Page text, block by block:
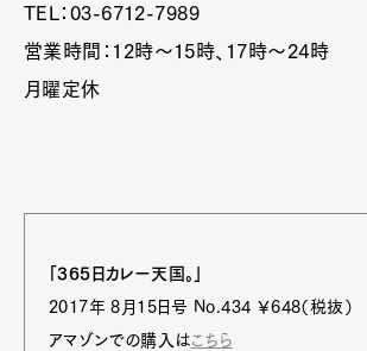
Pen Membership
Official Columnist
About
Contact
TEL：03-6712-7989
営業時間：12時～15時、17時～24時
月曜定休
「365日カレー天国。」
2017年 8月15日号 No.434 ￥648（税抜）
アマゾンでの購入はこちら